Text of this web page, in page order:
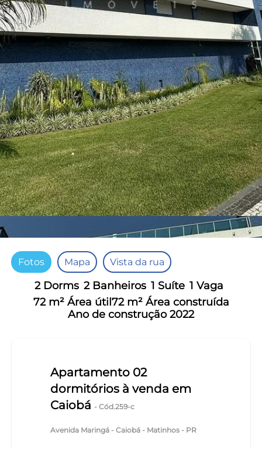
Fotos Mapa Vista da rua
2 Dorms 2 Banheiros 1 Suíte 1 Vaga
72 m² Área útil72 m² Área construída
Ano de construção 2022
Apartamento 02
dormitórios à venda em
Caiobá- Cód.259-c
Avenida Maringá - Caiobá - Matinhos - PR